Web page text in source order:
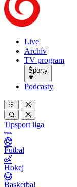
Live
Archív
TV program
Športy
Podcasty
Tipsport liga
Futbal
Hokej
Basketbal